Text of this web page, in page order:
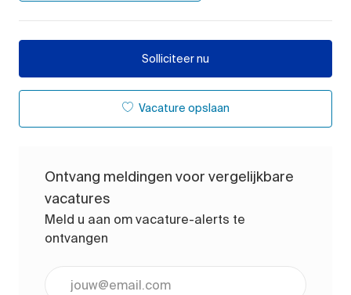
Solliciteer nu
Vacature opslaan
Ontvang meldingen voor vergelijkbare
vacatures
Meld u aan om vacature-alerts te
ontvangen